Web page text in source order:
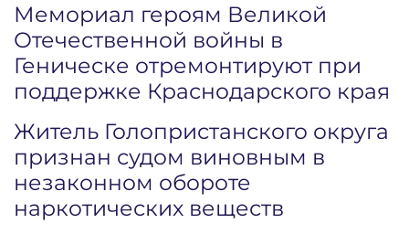
Мемориал героям Великой
Отечественной войны в
Геническе отремонтируют при
поддержке Краснодарского края
Житель Голопристанского округа
признан судом виновным в
незаконном обороте
наркотических веществ